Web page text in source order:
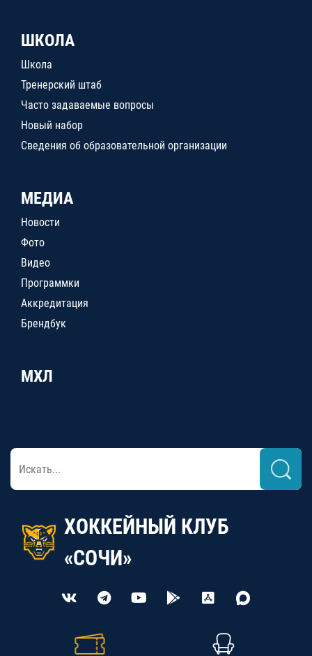
ШКОЛА
Школа
Тренерский штаб
Часто задаваемые вопросы
Новый набор
Сведения об образовательной организации
МЕДИА
Новости
Фото
Видео
Программки
Аккредитация
Брендбук
МХЛ
ХОККЕЙНЫЙ КЛУБ
«СОЧИ»